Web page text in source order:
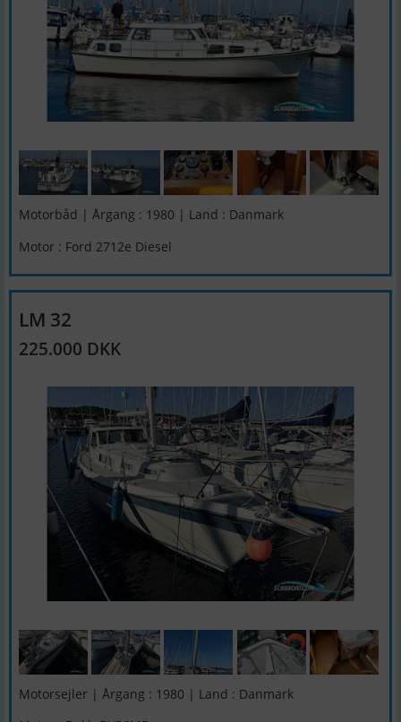
Motorbåd | Årgang : 1980 | Land : Danmark
Motor : Ford 2712e Diesel
LM 32
225.000 DKK
Motorsejler | Årgang : 1980 | Land : Danmark